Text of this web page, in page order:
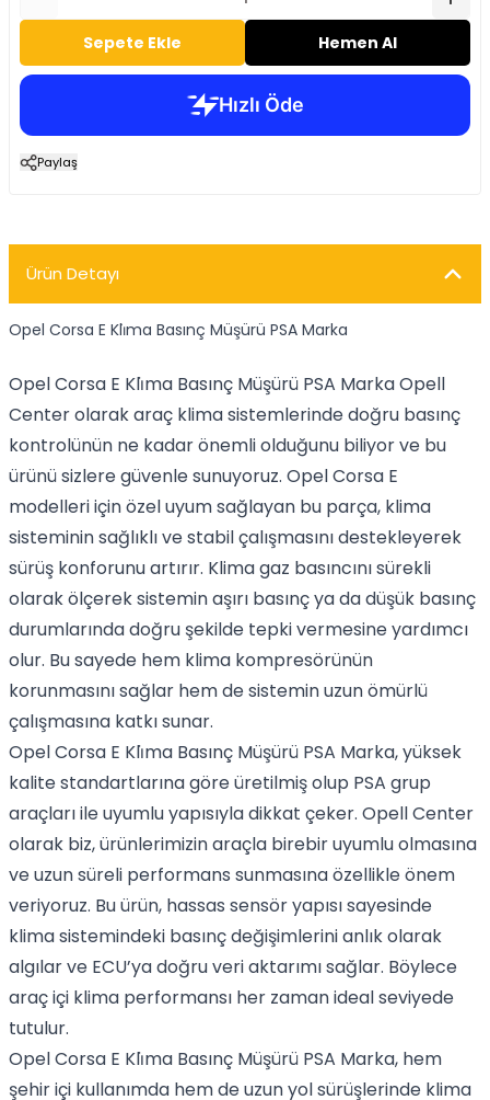
Sepete Ekle Hemen Al
Paylaş
Ürün Detayı
Opel Corsa E Kli̇ma Basınç Müşürü PSA Marka
Opel Corsa E Kli̇ma Basınç Müşürü PSA Marka Opell
Center olarak araç klima sistemlerinde doğru basınç
kontrolünün ne kadar önemli olduğunu biliyor ve bu
ürünü sizlere güvenle sunuyoruz. Opel Corsa E
modelleri için özel uyum sağlayan bu parça, klima
sisteminin sağlıklı ve stabil çalışmasını destekleyerek
sürüş konforunu artırır. Klima gaz basıncını sürekli
olarak ölçerek sistemin aşırı basınç ya da düşük basınç
durumlarında doğru şekilde tepki vermesine yardımcı
olur. Bu sayede hem klima kompresörünün
korunmasını sağlar hem de sistemin uzun ömürlü
çalışmasına katkı sunar.
Opel Corsa E Kli̇ma Basınç Müşürü PSA Marka, yüksek
kalite standartlarına göre üretilmiş olup PSA grup
araçları ile uyumlu yapısıyla dikkat çeker. Opell Center
olarak biz, ürünlerimizin araçla birebir uyumlu olmasına
ve uzun süreli performans sunmasına özellikle önem
veriyoruz. Bu ürün, hassas sensör yapısı sayesinde
klima sistemindeki basınç değişimlerini anlık olarak
algılar ve ECU’ya doğru veri aktarımı sağlar. Böylece
araç içi klima performansı her zaman ideal seviyede
tutulur.
Opel Corsa E Kli̇ma Basınç Müşürü PSA Marka, hem
şehir içi kullanımda hem de uzun yol sürüşlerinde klima